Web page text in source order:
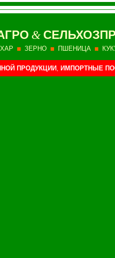
&
ЗЕРНО ПШЕНИЦА
ПРОДУКЦИИ, ИМПОРТНЫЕ